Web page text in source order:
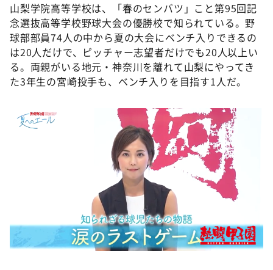
山梨学院高等学校は、「春のセンバツ」こと第95回記
念選抜高等学校野球大会の優勝校で知られている。野
球部部員74人の中から夏の大会にベンチ入りできるの
は20人だけで、ピッチャー志望者だけでも20人以上い
る。両親がいる地元・神奈川を離れて山梨にやってき
た3年生の宮崎投手も、ベンチ入りを目指す1人だ。